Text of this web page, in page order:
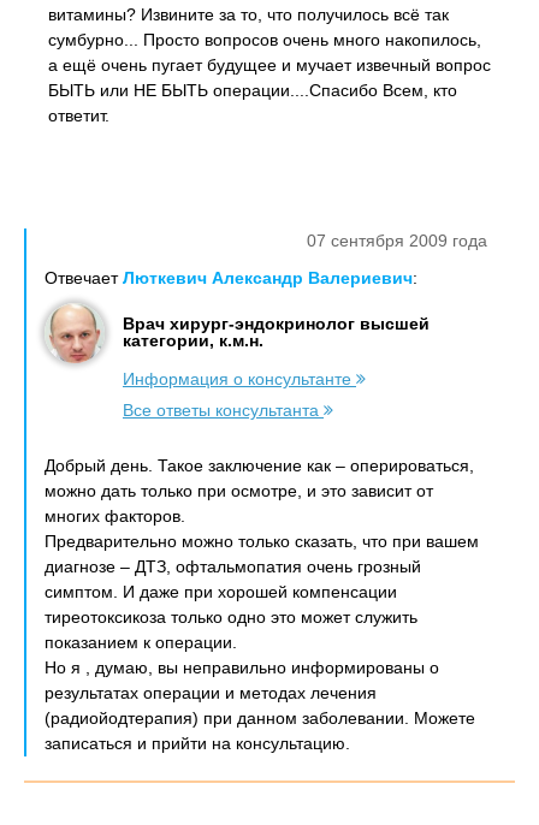
витамины? Извините за то, что получилось всё так
сумбурно... Просто вопросов очень много накопилось,
а ещё очень пугает будущее и мучает извечный вопрос
БЫТЬ или НЕ БЫТЬ операции....Спасибо Всем, кто
ответит.
07 сентября 2009 года
ОтвечаетЛюткевич Александр Валериевич:
Врач хирург-эндокринолог высшей
категории, к.м.н.
Информация о консультанте
Все ответы консультанта
Добрый день. Такое заключение как – оперироваться,
можно дать только при осмотре, и это зависит от
многих факторов.
Предварительно можно только сказать, что при вашем
диагнозе – ДТЗ, офтальмопатия очень грозный
симптом. И даже при хорошей компенсации
тиреотоксикоза только одно это может служить
показанием к операции.
Но я , думаю, вы неправильно информированы о
результатах операции и методах лечения
(радиойодтерапия) при данном заболевании. Можете
записаться и прийти на консультацию.